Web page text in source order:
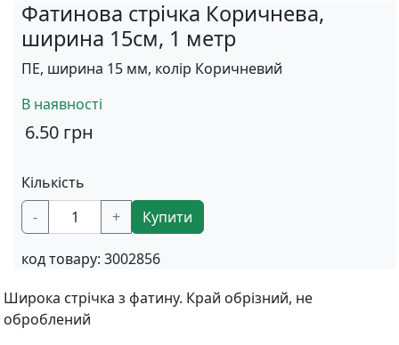
Фатинова стрічка Коричнева,
ширина 15см, 1 метр
ПЕ, ширина 15 мм, колір Коричневий
В наявності
6.50 грн
Кількість
-
+ Купити
код товару: 3002856
Широка стрічка з фатину. Край обрізний, не
оброблений